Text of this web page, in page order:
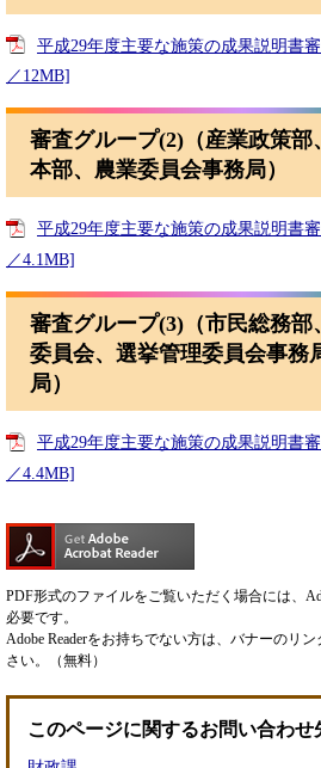
平成29年度主要な施策の成果説明書
／12MB]
審査グループ(2)（産業政策
本部、農業委員会事務局）
平成29年度主要な施策の成果説明書
／4.1MB]
審査グループ(3)（市民総務
委員会、選挙管理委員会事務
局）
平成29年度主要な施策の成果説明書
／4.4MB]
PDF形式のファイルをご覧いただく場合には、
必要です。
Adobe Readerをお持ちでない方は、バナーのリ
さい。（無料）
このページに関するお問い合わせ